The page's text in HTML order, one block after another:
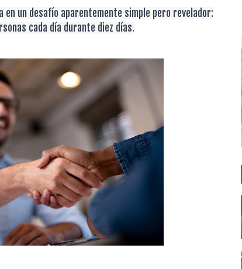
un desafío aparentemente simple pero revelador:
cada día durante diez días.